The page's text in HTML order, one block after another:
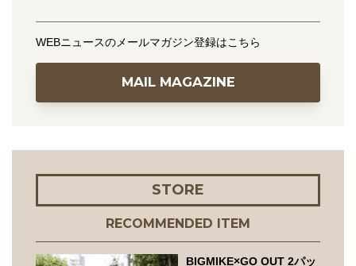
WEBニュースのメールマガジン登録はこちら
MAIL MAGAZINE
STORE
RECOMMENDED ITEM
BIGMIKE×GO OUT 2パッ